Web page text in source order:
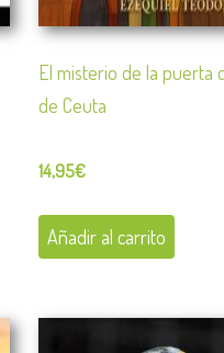
El misterio de la puerta
de Ceuta
14,95€
Añadir al carrito